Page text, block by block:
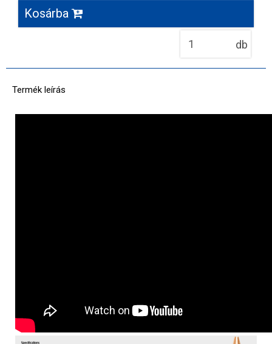
Kosárba
db
Termék leírás